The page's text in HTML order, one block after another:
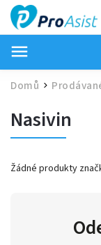
Domů /
Nasivin
Žádné produkty